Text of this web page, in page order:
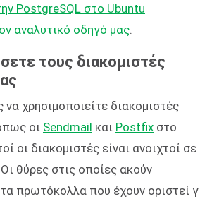
PostgreSQL στο Ubuntu
αναλυτικό οδηγό μας
τους διακομιστές
να χρησιμοποιείτε διακομιστές
οι Sendmail και Postfix στο
οι διακομιστές είναι ανοιχτοί σε
θύρες στις οποίες ακούν
πρωτόκολλα που έχουν οριστεί